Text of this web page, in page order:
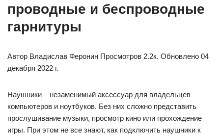
проводные и беспроводные
гарнитуры
Автор Владислав Феронин Просмотров 2.2к. Обновлено 04
декабря 2022 г.
Наушники – незаменимый аксессуар для владельцев
компьютеров и ноутбуков. Без них сложно представить
прослушивание музыки, просмотр кино или прохождение
игры. При этом не все знают, как подключить наушники к